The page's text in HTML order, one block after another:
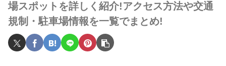
場スポットを詳しく紹介!アクセス方法や交通
規制・駐車場情報を一覧でまとめ!